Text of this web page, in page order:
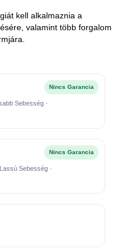
kell alkalmaznia a
valamint több forgalom
Nincs Garancia
Sebesség ·
Nincs Garancia
Sebesség ·